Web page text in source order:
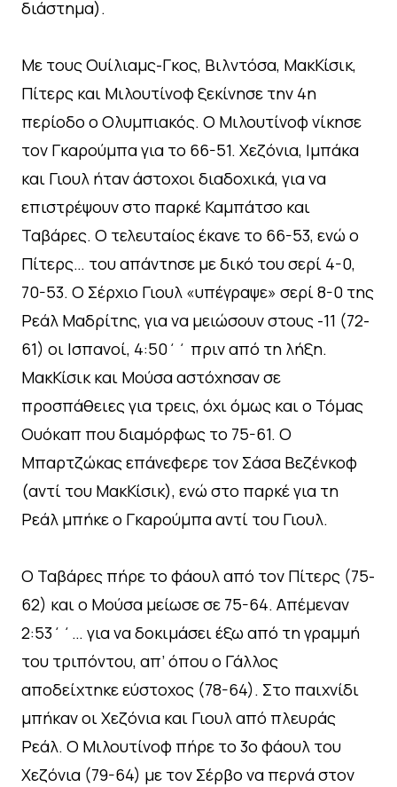
διάστημα).
Με τους Ουίλιαμς-Γκος, Βιλντόσα, ΜακΚίσικ,
Πίτερς και Μιλουτίνοφ ξεκίνησε την 4η
περίοδο ο Ολυμπιακός. Ο Μιλουτίνοφ νίκησε
τον Γκαρούμπα για το 66-51. Χεζόνια, Ιμπάκα
και Γιουλ ήταν άστοχοι διαδοχικά, για να
επιστρέψουν στο παρκέ Καμπάτσο και
Ταβάρες. Ο τελευταίος έκανε το 66-53, ενώ ο
Πίτερς… του απάντησε με δικό του σερί 4-0,
70-53. Ο Σέρχιο Γιουλ «υπέγραψε» σερί 8-0 της
Ρεάλ Μαδρίτης, για να μειώσουν στους -11 (72-
61) οι Ισπανοί, 4:50΄΄ πριν από τη λήξη.
ΜακΚίσικ και Μούσα αστόχησαν σε
προσπάθειες για τρεις, όχι όμως και ο Τόμας
Ουόκαπ που διαμόρφως το 75-61. Ο
Μπαρτζώκας επάνεφερε τον Σάσα Βεζένκοφ
(αντί του ΜακΚίσικ), ενώ στο παρκέ για τη
Ρεάλ μπήκε ο Γκαρούμπα αντί του Γιουλ.
Ο Ταβάρες πήρε το φάουλ από τον Πίτερς (75-
62) και ο Μούσα μείωσε σε 75-64. Απέμεναν
2:53΄΄… για να δοκιμάσει έξω από τη γραμμή
του τριπόντου, απ’ όπου ο Γάλλος
αποδείχτηκε εύστοχος (78-64). Στο παιχνίδι
μπήκαν οι Χεζόνια και Γιουλ από πλευράς
Ρεάλ. Ο Μιλουτίνοφ πήρε το 3ο φάουλ του
Χεζόνια (79-64) με τον Σέρβο να περνά στον